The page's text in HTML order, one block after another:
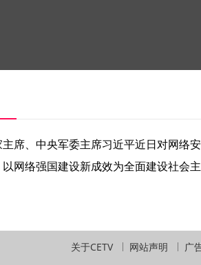
席、中央军委主席习近平近日对网络
网络强国建设新成效为全面建设社会
关于CETV 网站声明 广